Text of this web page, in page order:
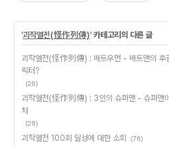
'괴작열전(怪作列傳)' 카테고리의 다른 글
괴작열전(怪作列傳) : 배트우먼 - 배트맨의 후
릭터?
(26)
괴작열전(怪作列傳) : 3인의 슈퍼맨 - 슈퍼맨
처
(26)
괴작열전 100회 달성에 대한 소회 (76)